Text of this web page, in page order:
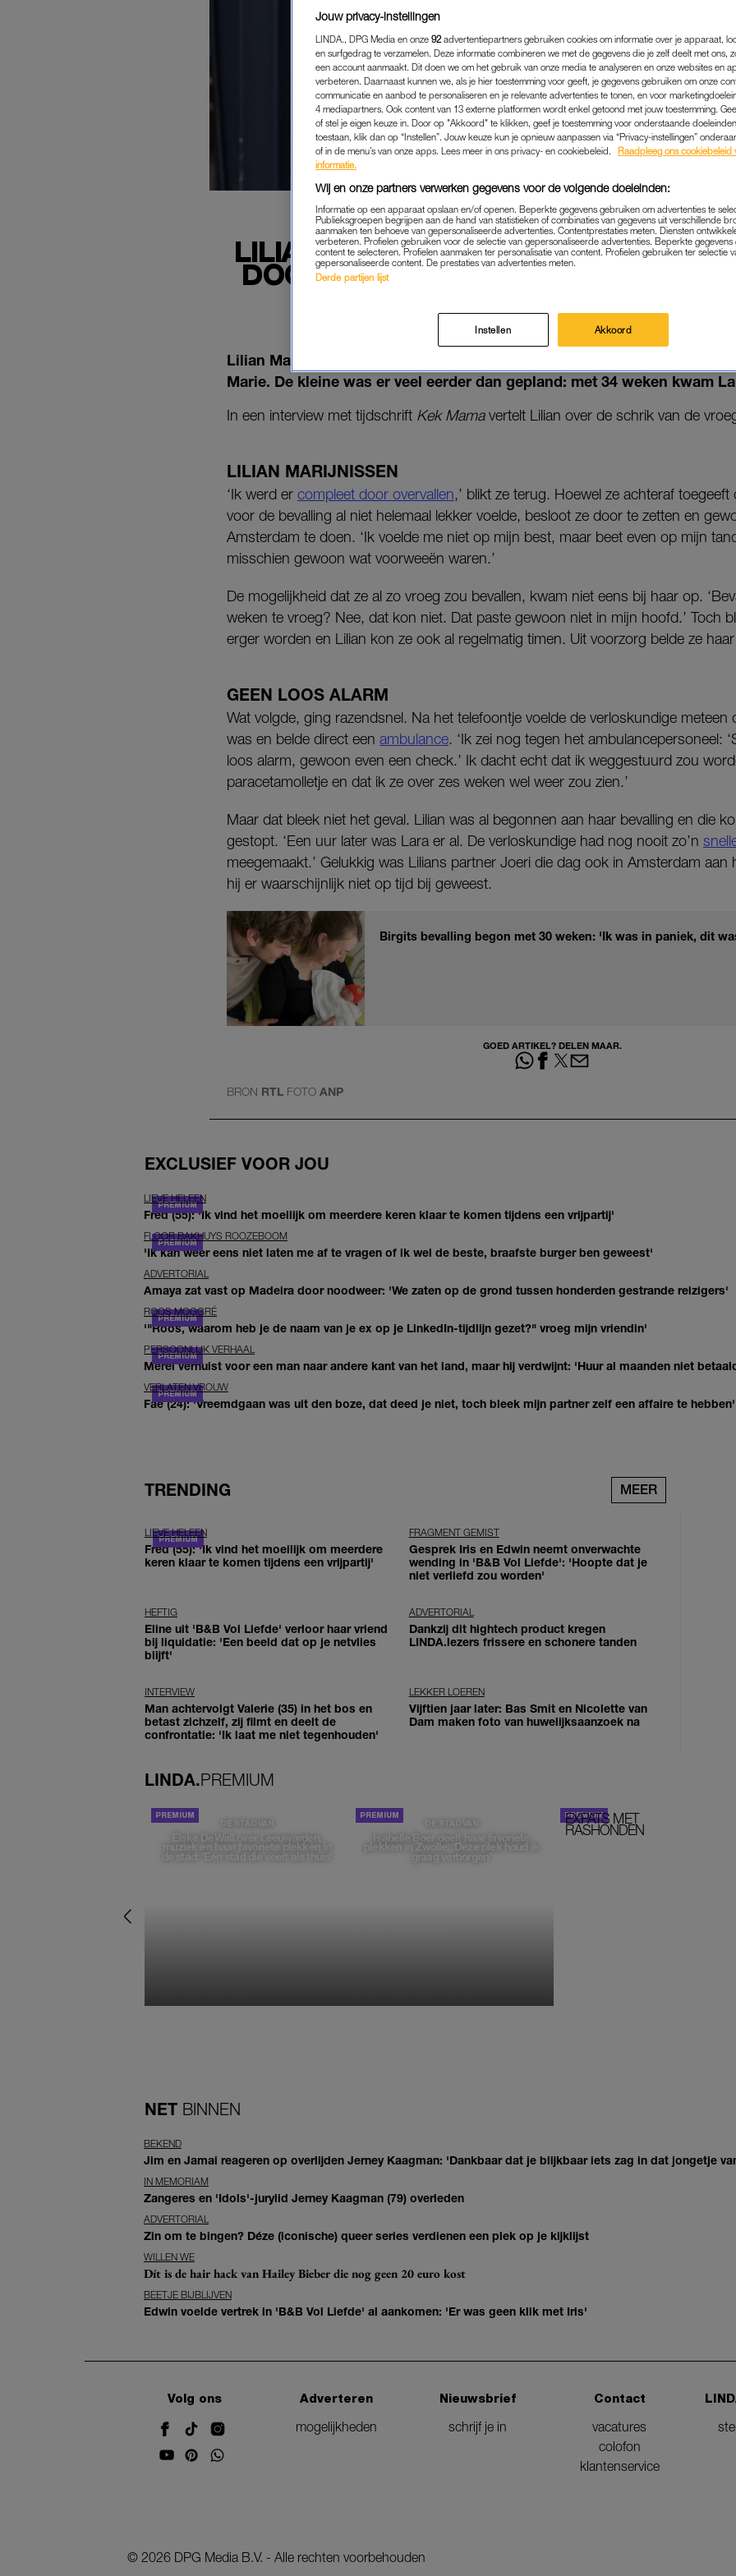
LILIAN MARIJNISSEN OVER
DOCHTER: 'IK DACHT DAT HET
MEDIA|BIJZONDERE BEVALLINGEN
Lilian Marijnissen (39) is onlangs moeder geworden van haar eerste
Marie. De kleine was er veel eerder dan gepland: met 34 weken kwam
In een interview met tijdschrift Kek Mamavertelt Lilian over de schrik van de
LILIAN MARIJNISSEN
‘Ik werd er compleet door overvallen,’ blikt ze terug. Hoewel ze achteraf
voor de bevalling al niet helemaal lekker voelde, besloot ze door te zetten en
Amsterdam te doen. ‘Ik voelde me niet op mijn best, maar beet even op mijn
misschien gewoon wat voorweeën waren.’
De mogelijkheid dat ze al zo vroeg zou bevallen, kwam niet eens bij haar op.
weken te vroeg? Nee, dat kon niet. Dat paste gewoon niet in mijn hoofd.’ Toch
erger worden en Lilian kon ze ook al regelmatig timen. Uit voorzorg belde ze
GEEN LOOS ALARM
Wat volgde, ging razendsnel. Na het telefoontje voelde de verloskundige meteen
was en belde direct een ambulance. ‘Ik zei nog tegen het ambulancepersoneel:
loos alarm, gewoon even een check.’ Ik dacht echt dat ik weggestuurd zou
paracetamolletje en dat ik ze over zes weken wel weer zou zien.’
Maar dat bleek niet het geval. Lilian was al begonnen aan haar bevalling en die
gestopt. ‘Een uur later was Lara er al. De verloskundige had nog nooit zo’n
meegemaakt.’ Gelukkig was Lilians partner Joeri die dag ook in Amsterdam
hij er waarschijnlijk niet op tijd bij geweest.
Birgits bevalling begon met 30 weken: 'Ik was in paniek, dit
GOED ARTIKEL? DELEN MAAR.
BRON RTL FOTO ANP
EXCLUSIEF VOOR JOU
LIEVE HELEEN
Fred (55): 'Ik vind het moeilijk om meerdere keren klaar te komen tijdens een vrijpartij'
FLOOR BAKHUYS ROOZEBOOM
'Ik kan weer eens niet laten me af te vragen of ik wel de beste, braafste burger ben geweest'
ADVERTORIAL
Amaya zat vast op Madeira door noodweer: 'We zaten op de grond tussen honderden gestrande reizigers'
ROOS MOGGRÉ
'"Roos, waarom heb je de naam van je ex op je LinkedIn-tijdlijn gezet?" vroeg mijn vriendin'
PERSOONLIJK VERHAAL
Merel verhuist voor een man naar andere kant van het land, maar hij verdwijnt: 'Huur al maanden niet
VERLATEN VROUW
Fae (24): 'Vreemdgaan was uit den boze, dat deed je niet, toch bleek mijn partner zelf een affaire te hebben'
TRENDING MEER
LIEVE HELEEN
Fred (55): 'Ik vind het moeilijk om meerdere
keren klaar te komen tijdens een vrijpartij'
FRAGMENT GEMIST
Gesprek Iris en Edwin neemt onverwachte
wending in 'B&B Vol Liefde': 'Hoopte dat je
niet verliefd zou worden'
HEFTIG
Eline uit 'B&B Vol Liefde' verloor haar vriend
bij liquidatie: 'Een beeld dat op je netvlies
blijft'
ADVERTORIAL
Dankzij dit hightech product kregen
LINDA.lezers frissere en schonere tanden
INTERVIEW
Man achtervolgt Valerie (35) in het bos en
betast zichzelf, zij filmt en deelt de
confrontatie: 'Ik laat me niet tegenhouden'
LEKKER LOEREN
Vijftien jaar later: Bas Smit en Nicolette van
Dam maken foto van huwelijksaanzoek na
LINDA.PREMIUM
DE STAD VAN
Elske DeWall over Leeuwarden,
muziek en haar favoriete plekken in
de stad: 'Een stad die voelt als thuis'
DE STAD VAN
Isabelle Boer deelt haar favoriete
plekken in Zwolle: 'Deze plek houd ik
graag verborgen'
EXPATS MET
RASHONDEN
NET BINNEN
BEKEND
Jim en Jamai reageren op overlijden Jerney Kaagman: 'Dankbaar dat je blijkbaar iets zag in dat jongetje
IN MEMORIAM
Zangeres en 'Idols'-jurylid Jerney Kaagman (79) overleden
ADVERTORIAL
Zin om te bingen? Déze (iconische) queer series verdienen een plek op je kijklijst
WILLEN WE
Dít is de hair hack van Hailey Bieber die nog geen 20 euro kost
BEETJE BIJBLIJVEN
Edwin voelde vertrek in 'B&B Vol Liefde' al aankomen: 'Er was geen klik met Iris'
Volg ons
Adverteren
mogelijkheden
Nieuwsbrief
schrijf je in
Contact
vacatures
colofon
klantenservice
© 2026 DPG Media B.V. - Alle rechten voorbehouden
Jouw privacy-instellingen
LINDA., DPG Media en onze 92 advertentiepartners gebruiken cookies om informatie over je apparaat,
en surfgedrag te verzamelen. Deze informatie combineren we met de gegevens die je zelf deelt met ons,
een account aanmaakt. Dit doen we om het gebruik van onze media te analyseren en onze websites en
verbeteren. Daarnaast kunnen we, als je hier toestemming voor geeft, je gegevens gebruiken om onze
communicatie en aanbod te personaliseren en je relevante advertenties te tonen, en voor
4 mediapartners. Ook content van 13 externe platformen wordt enkel getoond met jouw toestemming.
of stel je eigen keuze in. Door op "Akkoord" te klikken, geef je toestemming voor onderstaande
toestaan, klik dan op “Instellen”. Jouw keuze kun je opnieuw aanpassen via “Privacy-instellingen”
of in de menu’s van onze apps. Lees meer in ons privacy- en cookiebeleid.
Raadpleeg ons cookiebeleid
informatie.
Wij en onze partners verwerken gegevens voor de volgende doeleinden:
Informatie op een apparaat opslaan en/of openen. Beperkte gegevens gebruiken om advertenties te
Publieksgroepen begrijpen aan de hand van statistieken of combinaties van gegevens uit verschillende
aanmaken ten behoeve van gepersonaliseerde advertenties. Contentprestaties meten. Diensten
verbeteren. Profielen gebruiken voor de selectie van gepersonaliseerde advertenties. Beperkte
content te selecteren. Profielen aanmaken ter personalisatie van content. Profielen gebruiken ter selectie
gepersonaliseerde content. De prestaties van advertenties meten.
Derde partijen lijst
Instellen Akkoord